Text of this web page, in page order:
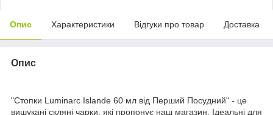
Опис Характеристики Відгуки про товар Доставка
Опис
"Стопки Luminarc Islande 60 мл від Перший Посудний" - це
вишукані скляні чарки, які пропонує наш магазин. Ідеальні для